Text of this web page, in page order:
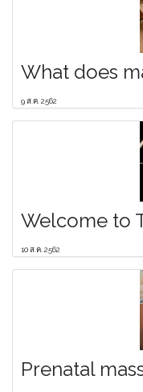
What does
9 ส.ค. 2562
Welcome to
10 ส.ค. 2562
Prenatal